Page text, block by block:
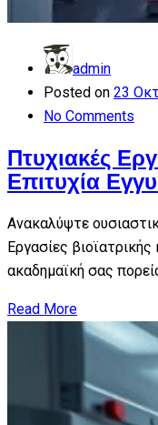
admin
Posted on 23
No Comments
Πτυχιακές
Επιτυχία
Ανακαλύψτε
Εργασίες
ακαδημαϊκή σας
Read More